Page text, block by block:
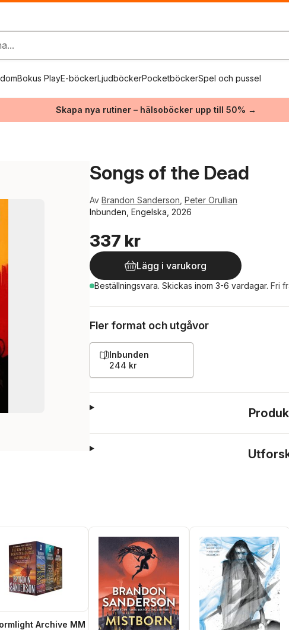
Bokus PlayE-böckerLjudböckerPocketböckerSpel och pussel
Skapa nya rutiner – hälsoböcker upp till 50% →
Songs of the Dead
Av Brandon Sanderson Peter Orullian
Inbunden, Engelska, 2026
337 kr
Lägg i varukorg
Beställningsvara. Skickas inom 3-6 vardagar. Fri
Fler format och utgåvor
Inbunden
244 kr
Archive MM